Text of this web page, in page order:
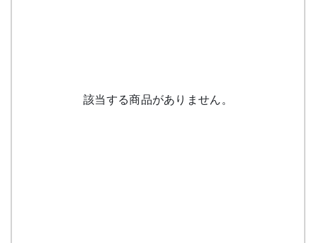
該当する商品がありません。